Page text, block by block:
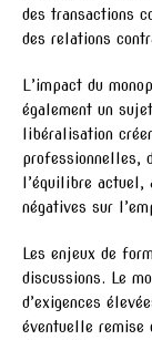
des transactions
des relations
L’impact du
également un
libéralisation
professionnelles,
l’équilibre actuel,
négatives sur
Les enjeux de
discussions. Le
d’exigences
éventuelle remise